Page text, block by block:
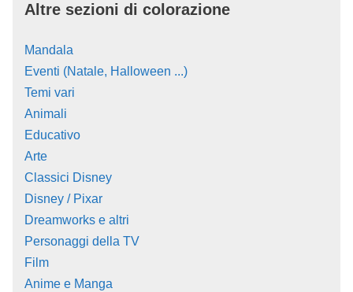
Altre sezioni di colorazione
Mandala
Eventi (Natale, Halloween ...)
Temi vari
Animali
Educativo
Arte
Classici Disney
Disney / Pixar
Dreamworks e altri
Personaggi della TV
Film
Anime e Manga